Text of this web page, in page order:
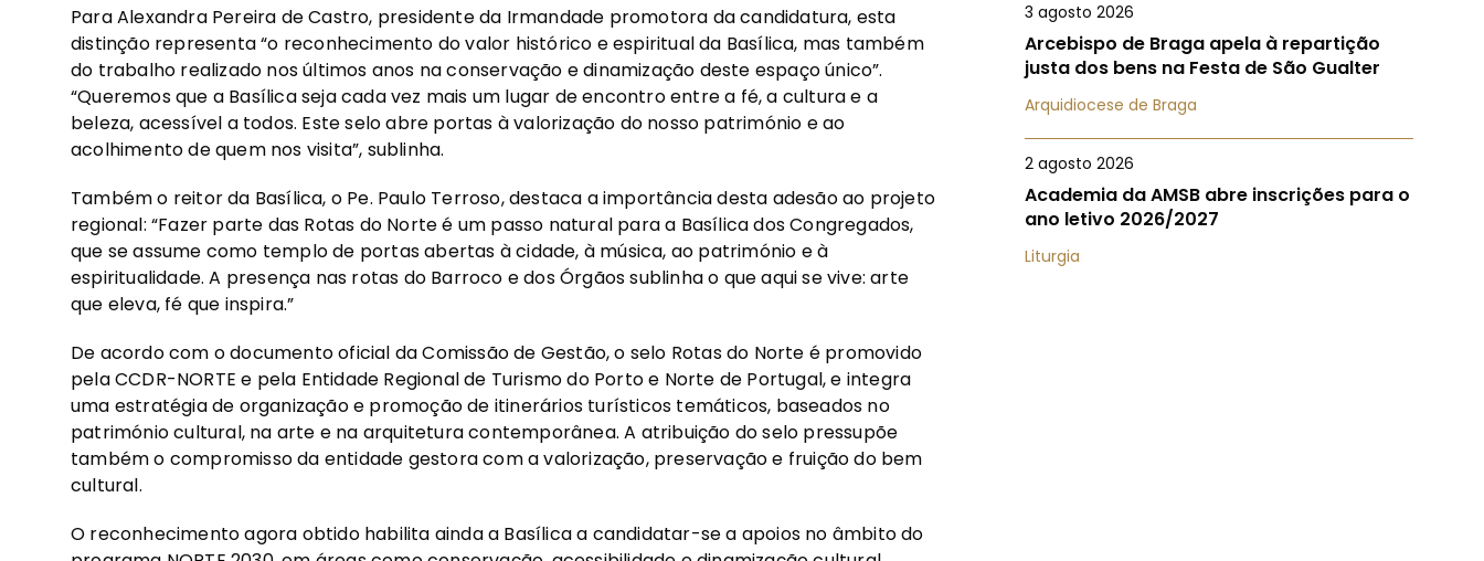
Para Alexandra Pereira de Castro, presidente da Irmandade promotora da candidatura, esta
distinção representa “o reconhecimento do valor histórico e espiritual da Basílica, mas também
do trabalho realizado nos últimos anos na conservação e dinamização deste espaço único”.
“Queremos que a Basílica seja cada vez mais um lugar de encontro entre a fé, a cultura e a
beleza, acessível a todos. Este selo abre portas à valorização do nosso património e ao
acolhimento de quem nos visita”, sublinha.
Também o reitor da Basílica, o Pe. Paulo Terroso, destaca a importância desta adesão ao projeto
regional: “Fazer parte das Rotas do Norte é um passo natural para a Basílica dos Congregados,
que se assume como templo de portas abertas à cidade, à música, ao património e à
espiritualidade. A presença nas rotas do Barroco e dos Órgãos sublinha o que aqui se vive: arte
que eleva, fé que inspira.”
De acordo com o documento oficial da Comissão de Gestão, o selo Rotas do Norte é promovido
pela CCDR-NORTE e pela Entidade Regional de Turismo do Porto e Norte de Portugal, e integra
uma estratégia de organização e promoção de itinerários turísticos temáticos, baseados no
património cultural, na arte e na arquitetura contemporânea. A atribuição do selo pressupõe
também o compromisso da entidade gestora com a valorização, preservação e fruição do bem
cultural.
O reconhecimento agora obtido habilita ainda a Basílica a candidatar-se a apoios no âmbito do
3 agosto 2026
Arcebispo de Braga apela à repartição
justa dos bens na Festa de São Gualter
Arquidiocese de Braga
2 agosto 2026
Academia da AMSB abre inscrições para o
ano letivo 2026/2027
Liturgia